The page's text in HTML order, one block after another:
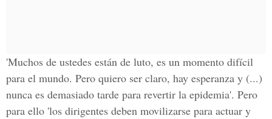
'Muchos de ustedes están de luto, es un momento difícil
para el mundo. Pero quiero ser claro, hay esperanza y (...)
nunca es demasiado tarde para revertir la epidemia'. Pero
para ello 'los dirigentes deben movilizarse para actuar y